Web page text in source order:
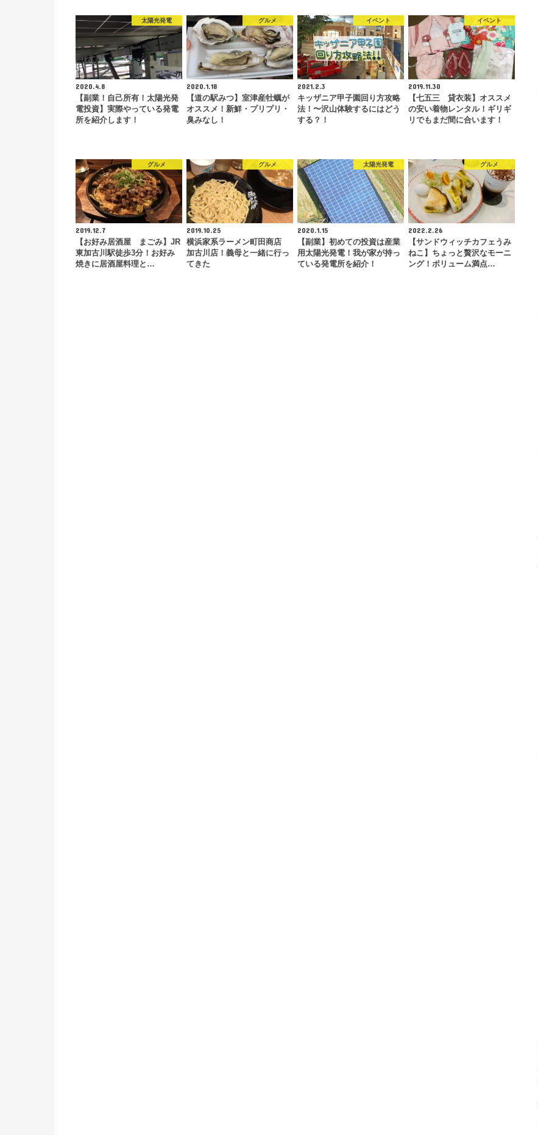
太陽光発電
2020.4.8
【副業！自己所有！太陽光発
電投資】実際やっている発電
所を紹介します！
グルメ
2020.1.18
【道の駅みつ】室津産牡蠣が
オススメ！新鮮・プリプリ・
臭みなし！
イベント
2021.2.3
キッザニア甲子園回り方攻略
法！〜沢山体験するにはどう
する？！
イベント
2019.11.30
【七五三 貸衣装】オススメ
の安い着物レンタル！ギリギ
リでもまだ間に合います！
グルメ
2019.12.7
【お好み居酒屋 まごみ】JR
東加古川駅徒歩3分！お好み
焼きに居酒屋料理と…
グルメ
2019.10.25
横浜家系ラーメン町田商店
加古川店！義母と一緒に行っ
てきた
太陽光発電
2020.1.15
【副業】初めての投資は産業
用太陽光発電！我が家が持っ
ている発電所を紹介！
グルメ
2022.2.26
【サンドウィッチカフェうみ
ねこ】ちょっと贅沢なモーニ
ング！ボリューム満点…